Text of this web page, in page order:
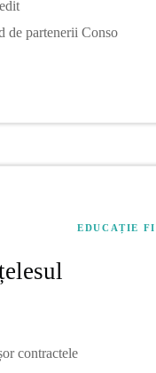
de partenerii Conso
EDUCAȚIE
contractele